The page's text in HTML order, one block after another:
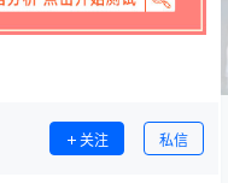
关注 私信